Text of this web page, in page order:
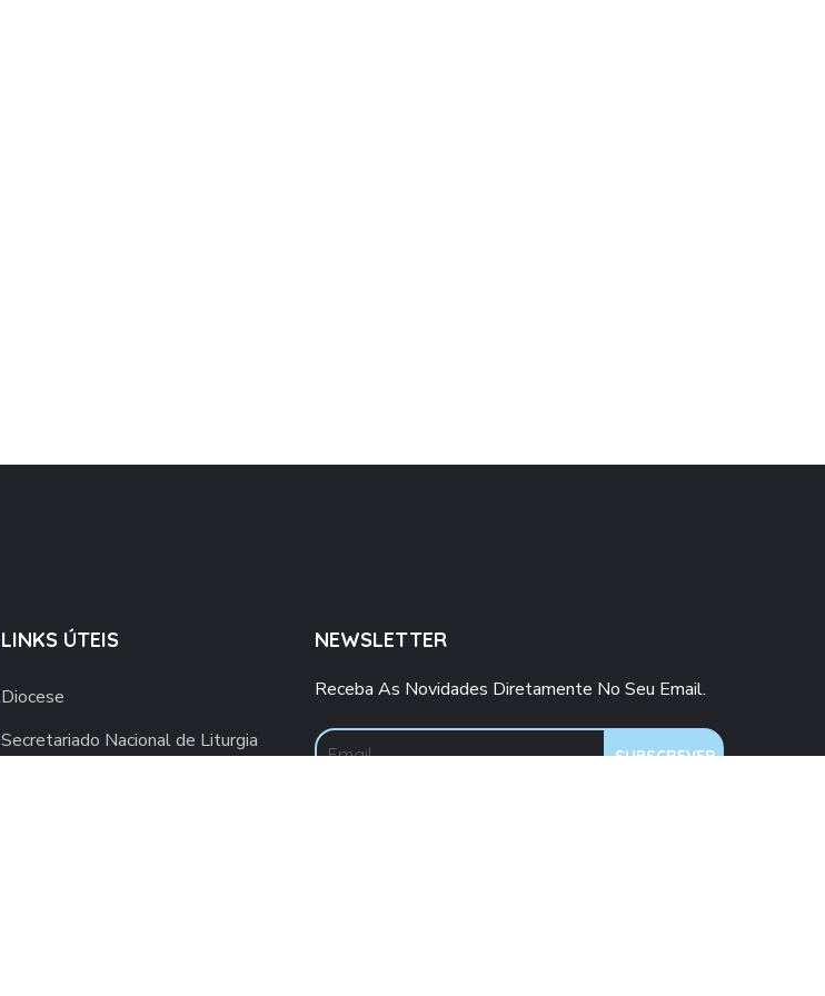
LINKS ÚTEIS
Diocese
Secretariado Nacional de Liturgia
NEWSLETTER
Receba As Novidades Diretamente No Seu Email.